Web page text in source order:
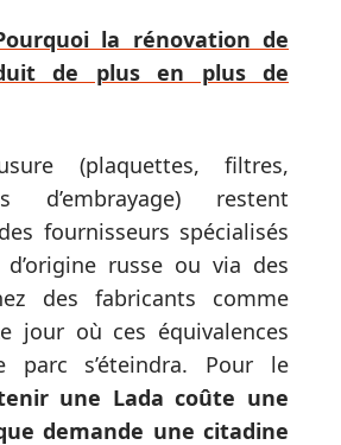
la rénovation de
de plus en plus de
(plaquettes, filtres,
d’embrayage) restent
fournisseurs spécialisés
russe ou via des
des fabricants comme
jour où ces équivalences
parc s’éteindra. Pour le
une Lada coûte une
demande une citadine